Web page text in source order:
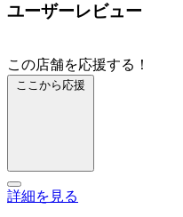
ユーザーレビュー
この店舗を応援する！
ここから応援
詳細を見る